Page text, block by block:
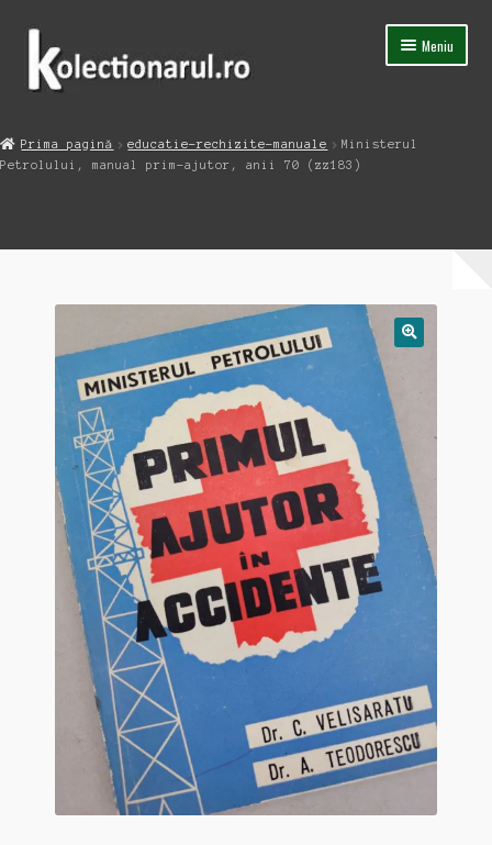
Sari
navigare
Sari
conținut
Meniu
Magazin
Prima pagină educatie-rechizite-manuale
Ministerul
Petrolului, manual prim-ajutor, anii 70 (zz183)